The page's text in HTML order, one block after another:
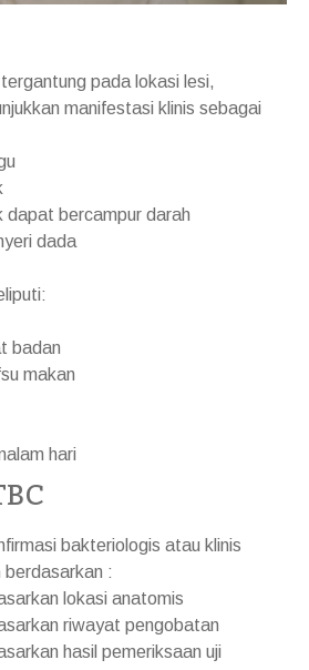
pada lokasi lesi,
manifestasi klinis sebagai
dapat bercampur darah
dada
badan
makan
hari
bakteriologis atau klinis
:
lokasi anatomis
riwayat pengobatan
hasil pemeriksaan uji